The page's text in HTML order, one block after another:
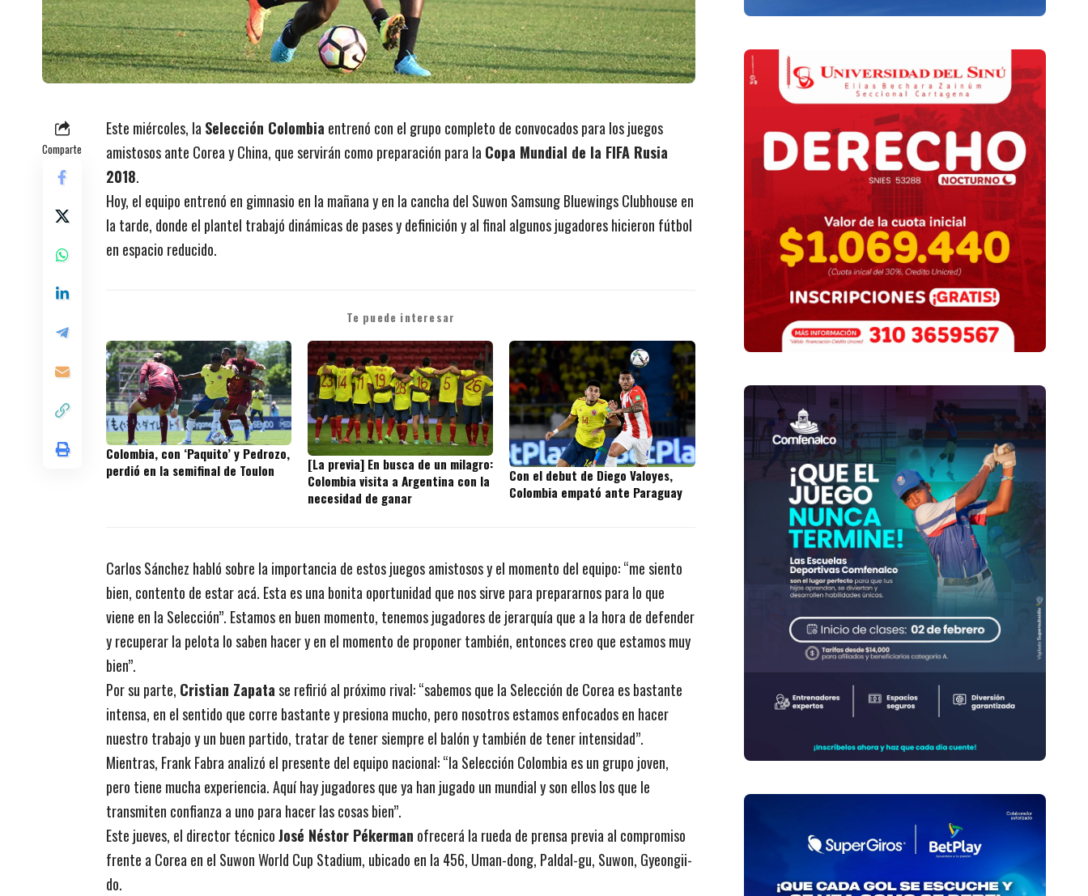
Comparte
Este miércoles, la Selección Colombia entrenó con el grupo completo de convocados para los juegos
amistosos ante Corea y China, que servirán como preparación para la Copa Mundial de la FIFA Rusia
2018.
Hoy, el equipo entrenó en gimnasio en la mañana y en la cancha del Suwon Samsung Bluewings Clubhouse en
la tarde, donde el plantel trabajó dinámicas de pases y definición y al final algunos jugadores hicieron fútbol
en espacio reducido.
Te puede interesar
Colombia, con ‘Paquito’ y Pedrozo,
perdió en la semifinal de Toulon
[La previa] En busca de un milagro:
Colombia visita a Argentina con la
necesidad de ganar
Con el debut de Diego Valoyes,
Colombia empató ante Paraguay
Carlos Sánchez habló sobre la importancia de estos juegos amistosos y el momento del equipo: “me siento
bien, contento de estar acá. Esta es una bonita oportunidad que nos sirve para prepararnos para lo que
viene en la Selección”. Estamos en buen momento, tenemos jugadores de jerarquía que a la hora de defender
y recuperar la pelota lo saben hacer y en el momento de proponer también, entonces creo que estamos muy
bien”.
Por su parte, Cristian Zapatase refirió al próximo rival: “sabemos que la Selección de Corea es bastante
intensa, en el sentido que corre bastante y presiona mucho, pero nosotros estamos enfocados en hacer
nuestro trabajo y un buen partido, tratar de tener siempre el balón y también de tener intensidad”.
Mientras, Frank Fabra analizó el presente del equipo nacional: “la Selección Colombia es un grupo joven,
pero tiene mucha experiencia. Aquí hay jugadores que ya han jugado un mundial y son ellos los que le
transmiten confianza a uno para hacer las cosas bien”.
Este jueves, el director técnicoJosé Néstor Pékerman ofrecerá la rueda de prensa previa al compromiso
frente a Corea en el Suwon World Cup Stadium, ubicado en la 456, Uman-dong, Paldal-gu, Suwon, Gyeongii-
do.